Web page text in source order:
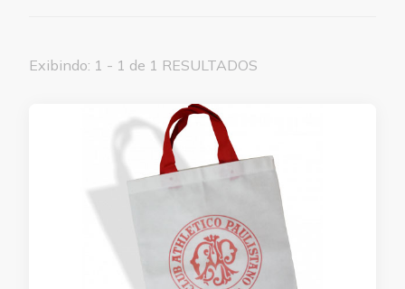
Exibindo: 1 - 1 de 1 RESULTADOS